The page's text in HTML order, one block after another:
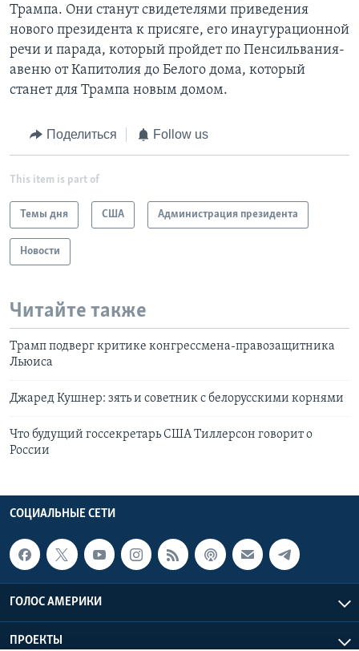
Трампа. Они станут свидетелями приведения
нового президента к присяге, его инаугурационной
речи и парада, который пройдет по Пенсильвания-
авеню от Капитолия до Белого дома, который
станет для Трампа новым домом.
Поделиться Follow us
This item is part of
Темы дня США Администрация президента
Новости
Читайте также
Трамп подверг критике конгрессмена-правозащитника
Льюиса
Джаред Кушнер: зять и советник с белорусскими корнями
Что будущий госсекретарь США Тиллерсон говорит о
России
СОЦИАЛЬНЫЕ СЕТИ
ГОЛОС АМЕРИКИ
ПРОЕКТЫ